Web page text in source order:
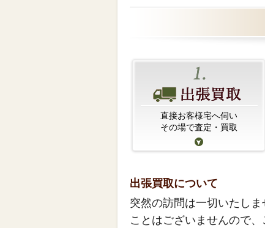
直接お客様宅へ伺い
その場で査定・買取
出張買取について
突然の訪問は一切いたし
ことはございませんので